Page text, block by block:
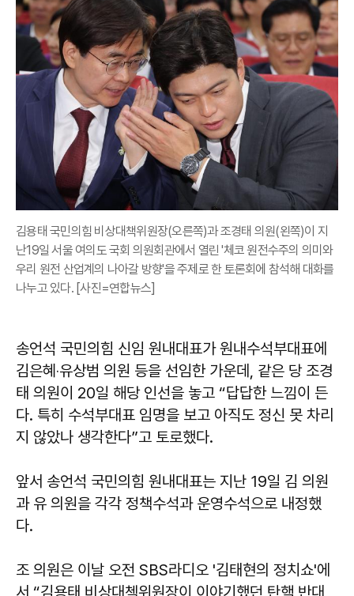
김용태 국민의힘 비상대책위원장(오른쪽)과 조경태 의원(왼쪽)이 지
난19일 서울 여의도 국회 의원회관에서 열린 '체코 원전수주의 의미와
우리 원전 산업계의 나아갈 방향'을 주제로 한 토론회에 참석해 대화를
나누고 있다. [사진=연합뉴스]
송언석 국민의힘 신임 원내대표가 원내수석부대표에
김은혜‧유상범 의원 등을 선임한 가운데, 같은 당 조경
태 의원이 20일 해당 인선을 놓고 “답답한 느낌이 든
다. 특히 수석부대표 임명을 보고 아직도 정신 못 차리
지 않았나 생각한다”고 토로했다.
앞서 송언석 국민의힘 원내대표는 지난 19일 김 의원
과 유 의원을 각각 정책수석과 운영수석으로 내정했
다.
조 의원은 이날 오전 SBS라디오 '김태현의 정치쇼'에
서 “김용태 비상대첵위원장이 이야기했던 탄핵 반대